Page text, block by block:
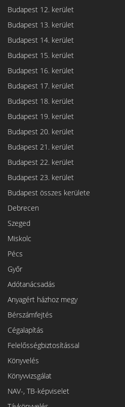
Budapest 12. kerület
Budapest 13. kerület
Budapest 14. kerület
Budapest 15. kerület
Budapest 16. kerület
Budapest 17. kerület
Budapest 18. kerület
Budapest 19. kerület
Budapest 20. kerület
Budapest 21. kerület
Budapest 22. kerület
Budapest 23. kerület
Budapest összes kerülete
Debrecen
Szeged
Miskolc
Pécs
Győr
Adótanácsadás
Anyagért házhoz megy
Bérszámfejtés
Cégalapítás
Felelősségbiztosítással
Könyvelés
Könyvvizsgálat
NAV-, TB-képviselet